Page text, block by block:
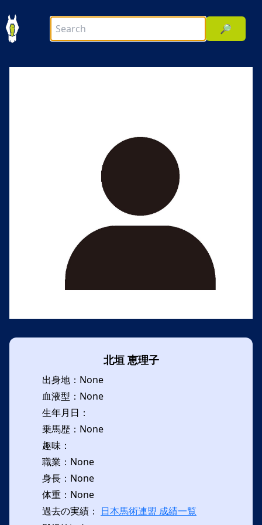
🔎
北垣 恵理子
出身地：None
血液型：None
生年月日：
乗馬歴：None
趣味：
職業：None
身長：None
体重：None
過去の実績： 日本馬術連盟 成績一覧